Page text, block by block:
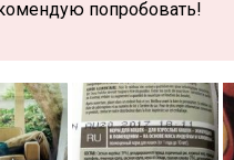
попробовать!